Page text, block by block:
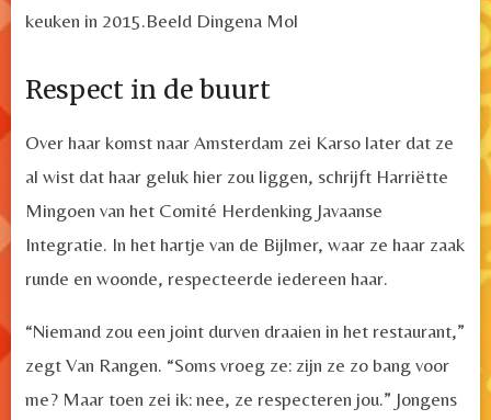
keuken in 2015.Beeld Dingena Mol
Respect in de buurt
Over haar komst naar Amsterdam zei Karso later dat ze
al wist dat haar geluk hier zou liggen, schrijft Harriëtte
Mingoen van het Comité Herdenking Javaanse
Integratie. In het hartje van de Bijlmer, waar ze haar zaak
runde en woonde, respecteerde iedereen haar.
“Niemand zou een joint durven draaien in het restaurant,”
zegt Van Rangen. “Soms vroeg ze: zijn ze zo bang voor
me? Maar toen zei ik: nee, ze respecteren jou.” Jongens